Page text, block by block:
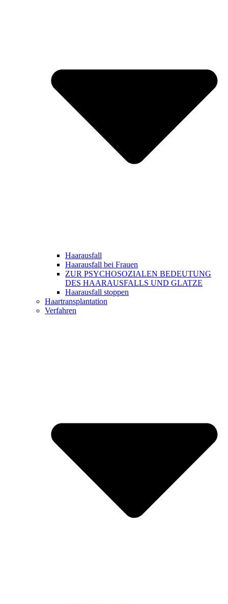
Haarausfall
Haarausfall bei Frauen
ZUR PSYCHOSOZIALEN BEDEUTUNG
DES HAARAUSFALLS UND GLATZE
Haarausfall stoppen
Haartransplantation
Verfahren